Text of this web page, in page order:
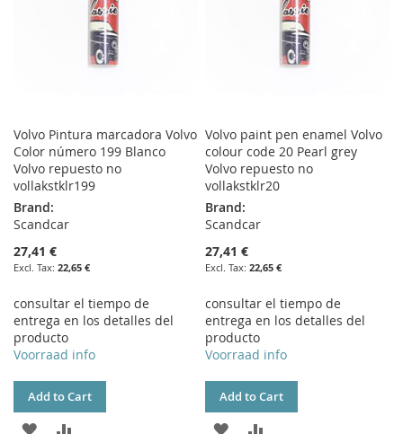
Volvo Pintura marcadora Volvo
Color número 199 Blanco
Volvo repuesto no
vollakstklr199
Brand:
Scandcar
27,41 €
22,65 €
consultar el tiempo de
entrega en los detalles del
producto
Voorraad info
Add to Cart
ADD
Volvo paint pen enamel Volvo
colour code 20 Pearl grey
Volvo repuesto no
vollakstklr20
Brand:
Scandcar
27,41 €
22,65 €
consultar el tiempo de
entrega en los detalles del
producto
Voorraad info
Add to Cart
ADD